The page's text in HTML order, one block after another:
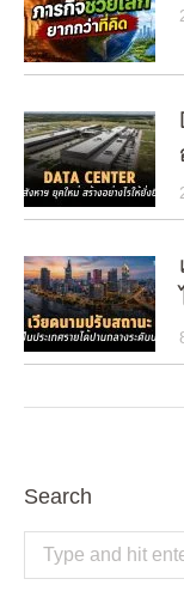
Search
Search: